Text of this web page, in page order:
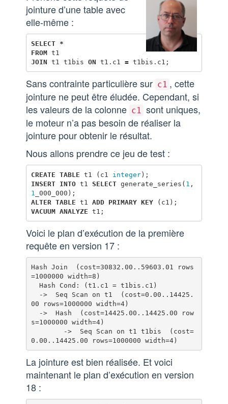
jointure d’une table avec
elle-même :
SELECT *
FROM t1
JOIN
t1 t1bis ON t1 . c1 = t1bis . c1 ;
Sans contrainte particulière sur c1 , cette
jointure ne peut être éludée. Cependant, si
les valeurs de la colonne c1 sont uniques,
le moteur n’a pas besoin de réaliser la
jointure pour obtenir le résultat.
Nous allons prendre ce jeu de test :
CREATE TABLE t1 ( c1 integer);
INSERT INTO t1 SELECT generate_series ( 1 ,
1
_000_000 );
ALTER
TABLE t1 ADD PRIMARY KEY ( c1 );
VACUUM ANALYZE t1 ;
Voici le plan d’exécution de la première
requête en version 17 :
Hash Join  (cost=30832.00..59603.01 rows
=1000000 width=8)
  Hash Cond: (t1.c1 = t1bis.c1)
00 rows=1000000 width=4)
s=1000000 width=4)
La jointure est bien réalisée. Et voici
maintenant le plan d’exécution en version
18 :